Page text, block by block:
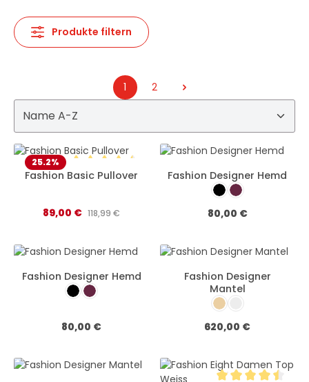
Produkte filtern
Seite
1 Seite
2
25.2%
Durchschnittliche Bewertung von 4.5 von 5
Fashion Basic Pullover
Verkaufspreis:
89,00 € Regulärer Preis:
118,99 €
Fashion Designer Hemd
SchwarzWeinrot
Regulärer Preis:
80,00 €
Fashion Designer Hemd
SchwarzWeinrot
Regulärer Preis:
80,00 €
Fashion Designer
Mantel
BeigeGrau
Regulärer Preis:
620,00 €